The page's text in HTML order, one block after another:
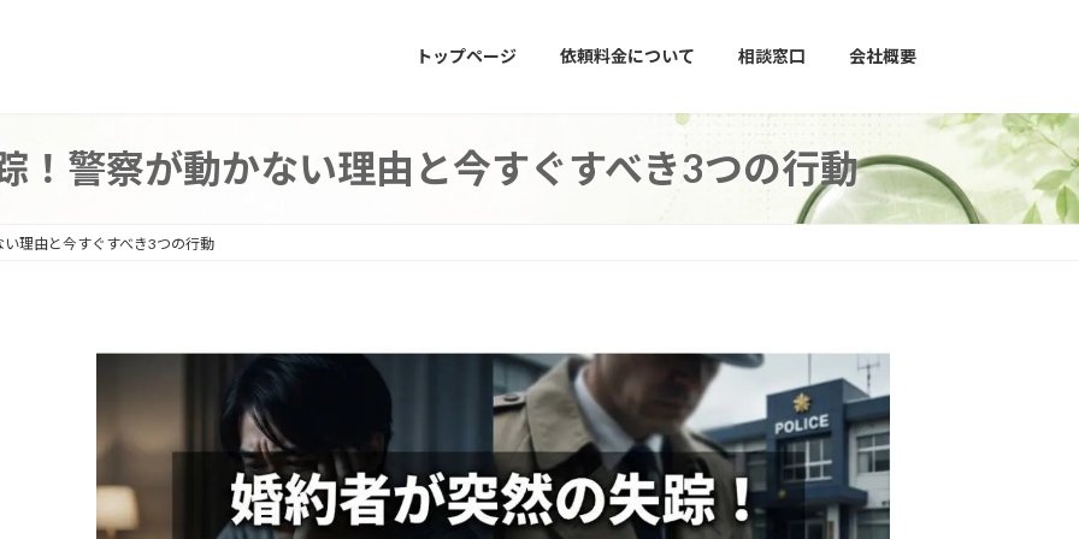
トップページ 依頼料金について 相談窓口 会社概要
！警察が動かない理由と今すぐすべき3つの行動
理由と今すぐすべき3つの行動